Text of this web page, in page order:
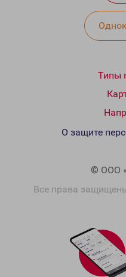
Типы
© ООО
Все права
О защите